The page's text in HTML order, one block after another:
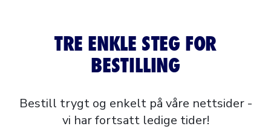
TRE ENKLE STEG FOR
BESTILLING
Bestill trygt og enkelt på våre nettsider -
vi har fortsatt ledige tider!